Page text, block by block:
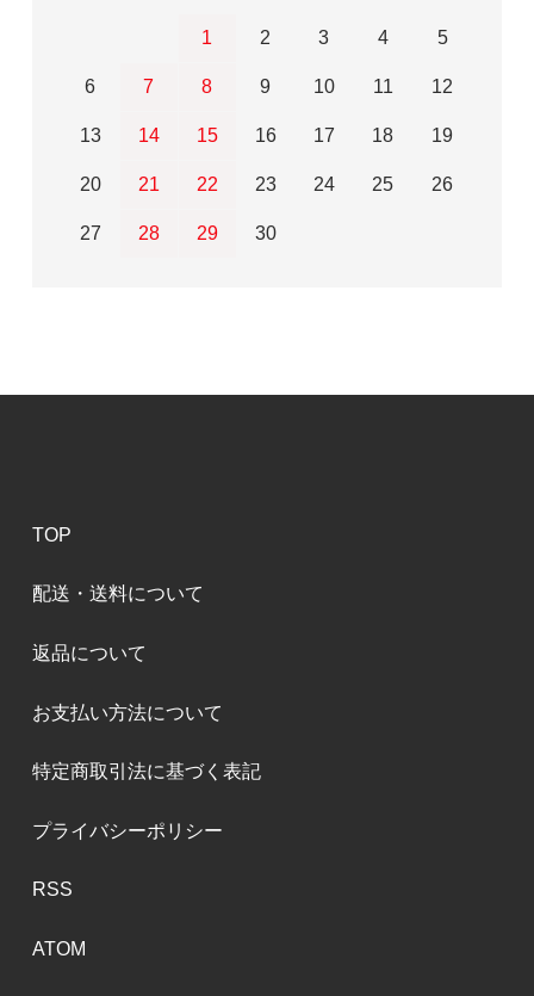
1 2 3 4 5
6 7 8 9 10 11 12
13 14 15 16 17 18 19
20 21 22 23 24 25 26
27 28 29 30
TOP
配送・送料について
返品について
お支払い方法について
特定商取引法に基づく表記
プライバシーポリシー
RSS
ATOM